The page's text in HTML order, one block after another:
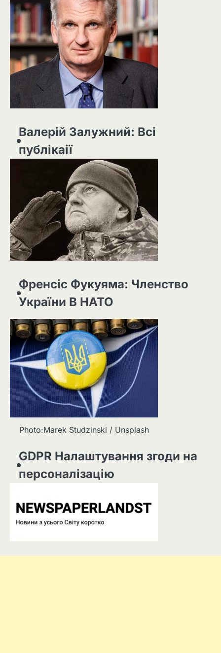
Валерій Залужний: Всі
публікаії
Френсіс Фукуяма: Членство
України В НАТО
Photo:Marek Studzinski / Unsplash
GDPR Налаштування згоди на
персоналізацію